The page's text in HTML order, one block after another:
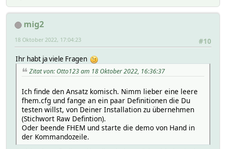
mig2
#10
18 Oktober 2022, 17:04:23
Ihr habt ja viele Fragen
Zitat von: Otto123 am 18 Oktober 2022, 16:36:37
Ich finde den Ansatz komisch. Nimm lieber eine leere
fhem.cfg und fange an ein paar Definitionen die Du
testen willst, von Deiner Installation zu übernehmen
(Stichwort Raw Defintion).
Oder beende FHEM und starte die demo von Hand in
der Kommandozeile.